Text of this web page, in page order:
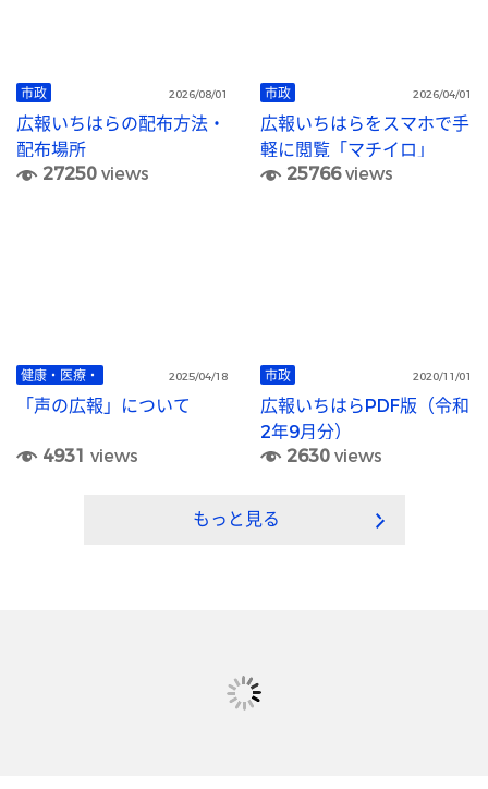
市政 2026/08/01
広報いちはらの配布方法・
配布場所
27250views
市政 2026/04/01
広報いちはらをスマホで手
軽に閲覧「マチイロ」
25766views
健康・医療・ 2025/04/18
「声の広報」について
4931 views
市政 2020/11/01
広報いちはらPDF版（令和
2年9月分）
2630views
もっと見る